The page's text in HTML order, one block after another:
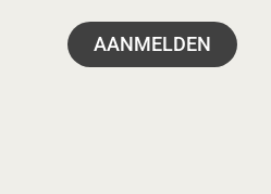
AANMELDEN